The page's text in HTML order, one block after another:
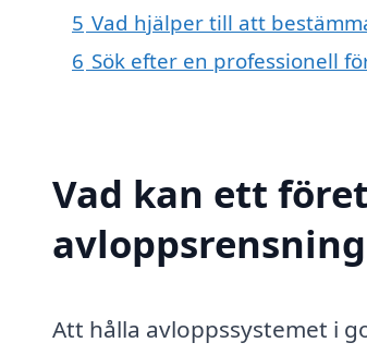
5 Vad hjälper till att
6 Sök efter en professionell
Vad kan ett
Att hålla avloppssystemet i